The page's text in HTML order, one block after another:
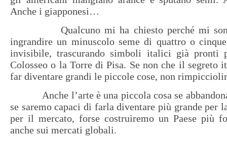
Anche i giapponesi…
Qualcuno mi ha chiesto perché mi sono
ingrandire un minuscolo seme di quattro o
invisibile, trascurando simboli italici già pronti
Colosseo o la Torre di Pisa. Se non che il segreto
far diventare grandi le piccole cose, non
Anche l’arte è una piccola cosa se
se saremo capaci di farla diventare più grande per
per il mercato, forse costruiremo un Paese più
anche sui mercati globali.